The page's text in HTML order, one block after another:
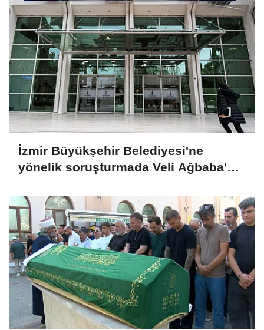
İzmir Büyükşehir Belediyesi'ne
yönelik soruşturmada Veli Ağbaba'nın